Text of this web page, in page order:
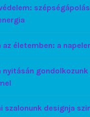
az életemben: a
nyitásán gondolkozunk
szalonunk designja